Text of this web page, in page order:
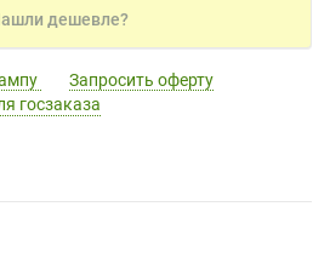
дешевле?
Запросить оферту
госзаказа